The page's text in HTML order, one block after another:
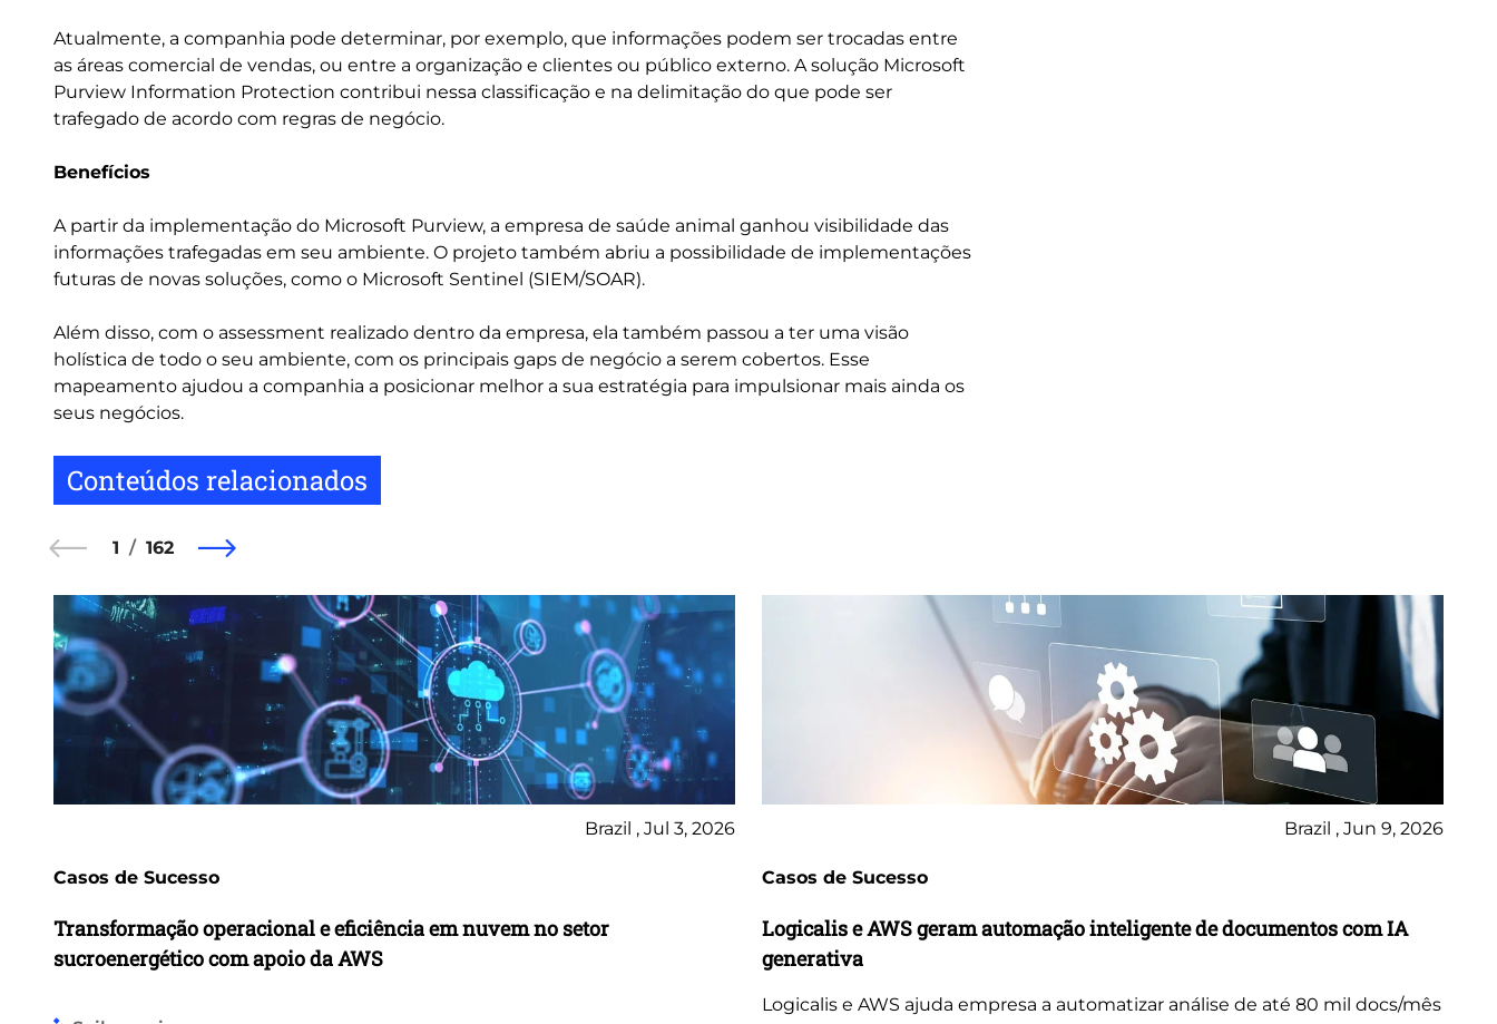
Atualmente, a companhia pode determinar, por exemplo, que informações podem ser trocadas entre
as áreas comercial de vendas, ou entre a organização e clientes ou público externo. A solução Microsoft
Purview Information Protection contribui nessa classificação e na delimitação do que pode ser
trafegado de acordo com regras de negócio.
Benefícios
A partir da implementação do Microsoft Purview, a empresa de saúde animal ganhou visibilidade das
informações trafegadas em seu ambiente. O projeto também abriu a possibilidade de implementações
futuras de novas soluções, como o Microsoft Sentinel (SIEM/SOAR).
Além disso, com o assessment realizado dentro da empresa, ela também passou a ter uma visão
holística de todo o seu ambiente, com os principais gaps de negócio a serem cobertos. Esse
mapeamento ajudou a companhia a posicionar melhor a sua estratégia para impulsionar mais ainda os
seus negócios.
Conteúdos relacionados
1 162
Brazil , Jul 3, 2026
Casos de Sucesso
Transformação operacional e eficiência em nuvem no setor
sucroenergético com apoio da AWS
Brazil , Jun 9, 2026
Casos de Sucesso
Logicalis e AWS geram automação inteligente de documentos com IA
generativa
Logicalis e AWS ajuda empresa a automatizar análise de até 80 mil docs/mês